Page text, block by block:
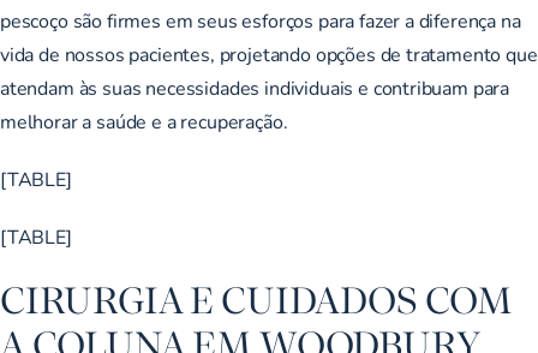
pescoço são firmes em seus esforços para fazer a diferença na
vida de nossos pacientes, projetando opções de tratamento que
atendam às suas necessidades individuais e contribuam para
melhorar a saúde e a recuperação.
[TABLE]
[TABLE]
CIRURGIA E CUIDADOS COM
A COLUNA EM WOODBURY,